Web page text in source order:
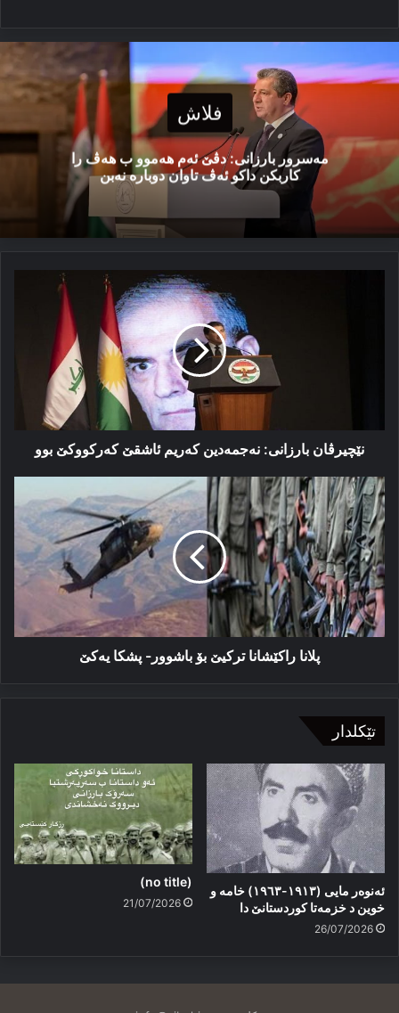
فلاش
مەسرور بارزانی: دڤێ ئەم هەموو ب هەڤ را
کاربکن داکو ئەڤ تاوان دوبارە نەبن
نێچیرڤان
نێچیرڤان بارزانی: نەجمەدین كەریم ئاشقێ كەركووكێ بوو
پلانا
راكێشانا
تركیێ
بۆ
باشوور-
پشکا
یەکێ
پلانا راكێشانا تركیێ بۆ باشوور- پشکا یەکێ
تێکلدار
ئەنوەر مایی (١٩١٣-١٩٦٣) خامە و
خوین د خزمەتا کوردستانێ دا
26/07/2026
(no title)
21/07/2026